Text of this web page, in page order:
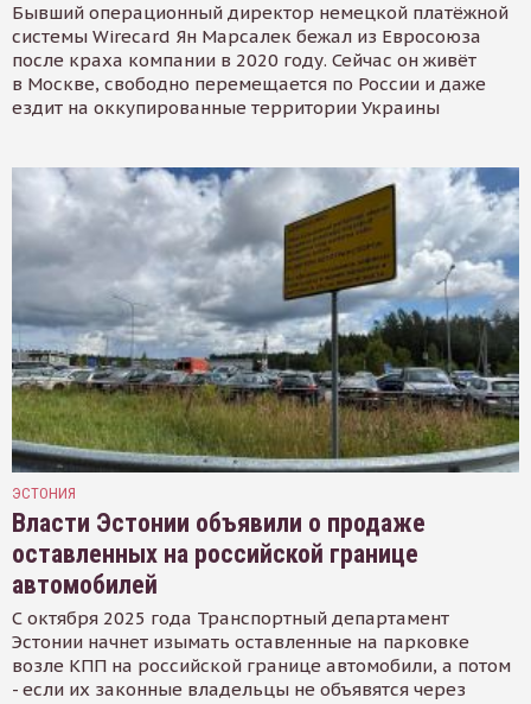
Бывший операционный директор немецкой платёжной
системы Wirecard Ян Марсалек бежал из Евросоюза
после краха компании в 2020 году. Сейчас он живёт
в Москве, свободно перемещается по России и даже
ездит на оккупированные территории Украины
ЭСТОНИЯ
Власти Эстонии объявили о продаже
оставленных на российской границе
автомобилей
С октября 2025 года Транспортный департамент
Эстонии начнет изымать оставленные на парковке
возле КПП на российской границе автомобили, а потом
- если их законные владельцы не объявятся через